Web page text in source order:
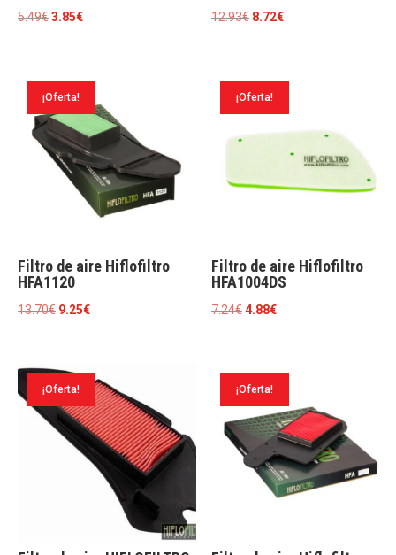
5.49€El
era:
3.85€El
es:
3.85€.
12.93€ El
era:
8.72€El
es:
¡Oferta!
Filtro de aire Hiflofiltro
HFA1120
13.70€ El
13.70€.
9.25€El
es:
9.25€.
¡Oferta!
Filtro de aire Hiflofiltro
HFA1004DS
7.24€El
4.88€El
¡Oferta! ¡Oferta!